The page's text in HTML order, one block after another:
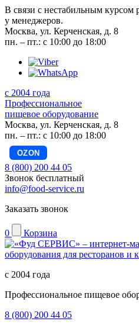
В связи с нестабильным курсом
у менеджеров.
Москва, ул. Керченская, д. 8
пн. – пт.: с 10:00 до 18:00
с 2004 года
Профессиональное
пищевое оборудование
Москва, ул. Керченская, д. 8
пн. – пт.: с 10:00 до 18:00
OZON
8 (800) 200 44 05
Звонок бесплатный
info@food-service.ru
Заказать звонок
0 Корзина
с 2004 года
Профессиональное пищевое
8 (800) 200 44 05